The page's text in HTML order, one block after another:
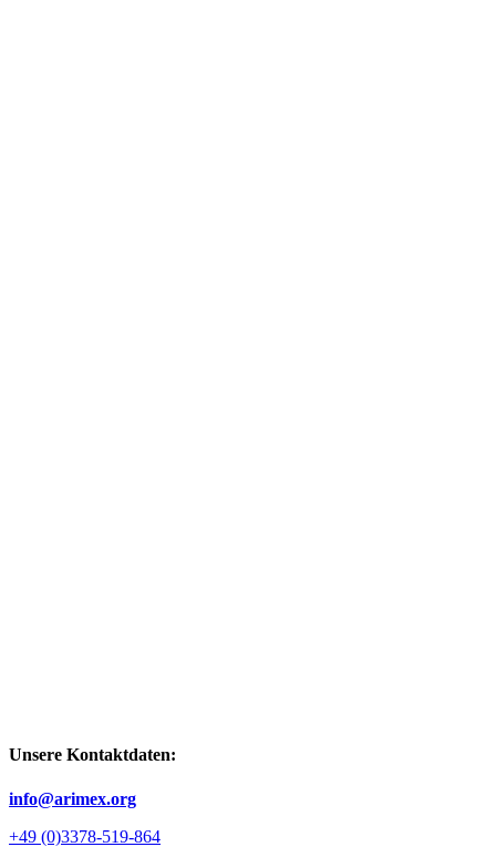
Unsere Kontaktdaten:
info@arimex.org
+49 (0)3378-519-864